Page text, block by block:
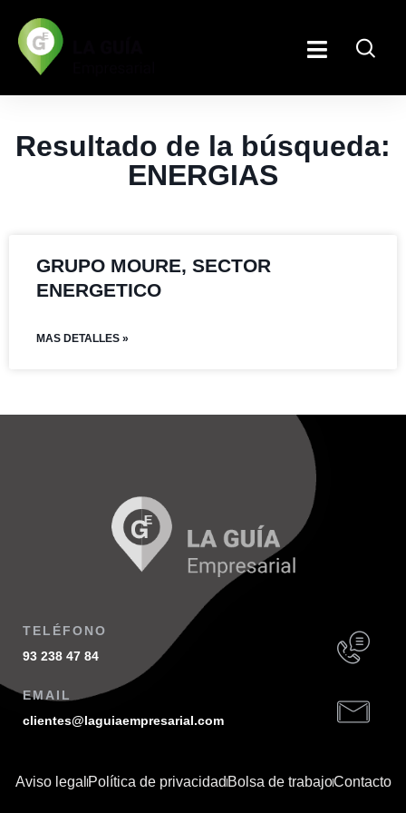
Resultado de la búsqueda:
ENERGIAS
GRUPO MOURE, SECTOR
ENERGETICO
MAS DETALLES »
TELÉFONO
93 238 47 84
EMAIL
clientes@laguiaempresarial.com
Aviso legal Política de privacidadBolsa de trabajoContacto